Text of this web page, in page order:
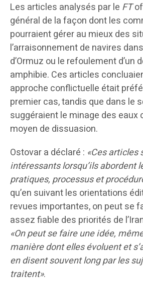
Les articles analysés par le FT
général de la façon dont les
pourraient gérer au mieux des
l’arraisonnement de navires
d’Ormuz ou le refoulement d’un
amphibie. Ces articles
approche conflictuelle était
premier cas, tandis que dans le
suggéraient le minage des
moyen de dissuasion.
Ostovar a déclaré : «Ces
intéressants lorsqu’ils abordent
pratiques, processus et
qu’en suivant les orientations
revues importantes, on peut se
assez fiable des priorités de
«On peut se faire une idée,
manière dont elles évoluent et
en disent souvent long par les
traitent».